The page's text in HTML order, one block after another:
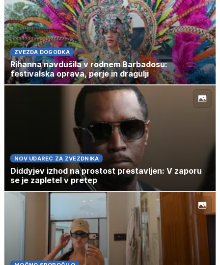
ZVEZDA DOGODKA
Rihanna navdušila v rodnem Barbadosu:
festivalska oprava, perje in dragulji
NOV UDAREC ZA ZVEZDNIKA
Diddyjev izhod na prostost prestavljen: V zaporu
se je zapletel v pretep